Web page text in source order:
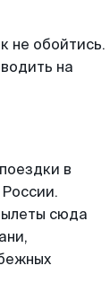
не обойтись.
на
в
сюда